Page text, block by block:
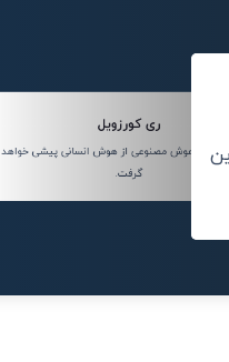
ری کورزویل
تا سال 2045، هوش مصنوعی از هوش انسانی پیشی خواهد
گرفت.